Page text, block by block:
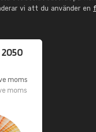
vi att du använder en
moms
moms